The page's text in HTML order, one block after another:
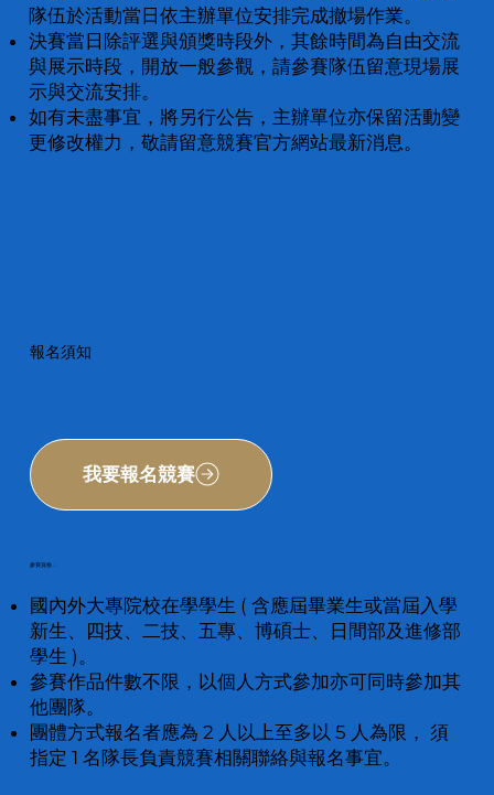
隊伍於活動當日依主辦單位安排完成撤場作業。
決賽當日除評選與頒獎時段外，其餘時間為自由交流
與展示時段，開放一般參觀，請參賽隊伍留意現場展
示與交流安排。
如有未盡事宜，將另行公告，主辦單位亦保留活動變
更修改權力，敬請留意競賽官方網站最新消息。
報名須知
我要報名競賽
參賽資格：
國內外大專院校在學學生 ( 含應屆畢業生或當屆入學
新生、四技、二技、五專、博碩士、日間部及進修部
學生 )。
參賽作品件數不限，以個人方式參加亦可同時參加其
他團隊。
團體方式報名者應為 2 人以上至多以 5 人為限， 須
指定 1 名隊長負責競賽相關聯絡與報名事宜。